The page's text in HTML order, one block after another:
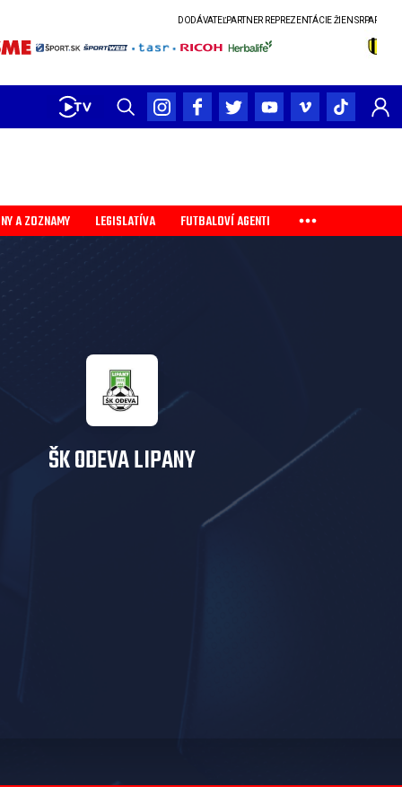
PARTNER REPREZENTÁCIE ŽIEN SRPARTNER
A ZOZNAMY LEGISLATÍVA FUTBALOVÍ AGENTI
ŠK ODEVA LIPANY